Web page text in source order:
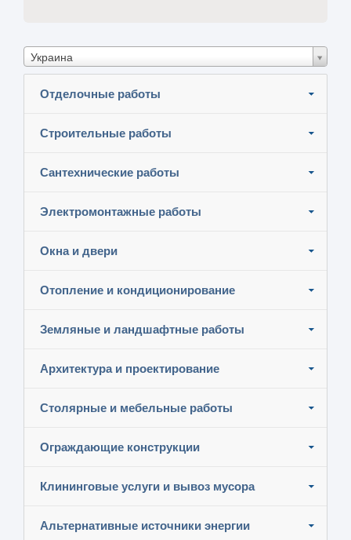
Украина
Отделочные работы
Строительные работы
Сантехнические работы
Электромонтажные работы
Окна и двери
Отопление и кондиционирование
Земляные и ландшафтные работы
Архитектура и проектирование
Столярные и мебельные работы
Ограждающие конструкции
Клининговые услуги и вывоз мусора
Альтернативные источники энергии